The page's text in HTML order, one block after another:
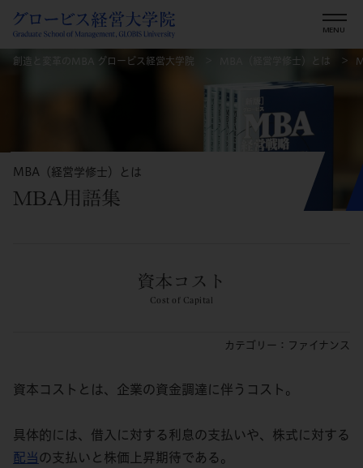
創造と変革のMBA グロービス経営大学院 MBA（経営学修士）とは
MBA（経営学修士）とは
MBA用語集
カテゴリー：ファイナンス
資本コスト
Cost of Capital
資本コストとは、企業の資金調達に伴うコスト。
具体的には、借入に対する利息の支払いや、株式に対する
配当の支払いと株価上昇期待である。